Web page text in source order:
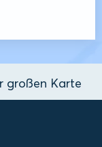
großen Karte